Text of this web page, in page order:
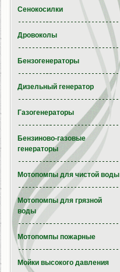
Сенокосилки
Дровоколы
Бензогенераторы
Дизельный генератор
Газогенераторы
Бензиново-газовые
генераторы
Мотопомпы для чистой воды
Мотопомпы для грязной
воды
Мотопомпы пожарные
Мойки высокого давления